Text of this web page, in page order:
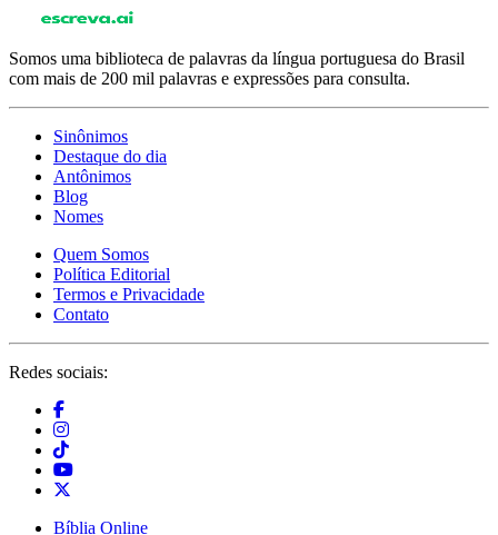
Somos uma biblioteca de palavras da língua portuguesa do Brasil
com mais de 200 mil palavras e expressões para consulta.
Sinônimos
Destaque do dia
Antônimos
Blog
Nomes
Quem Somos
Política Editorial
Termos e Privacidade
Contato
Redes sociais:
Bíblia Online